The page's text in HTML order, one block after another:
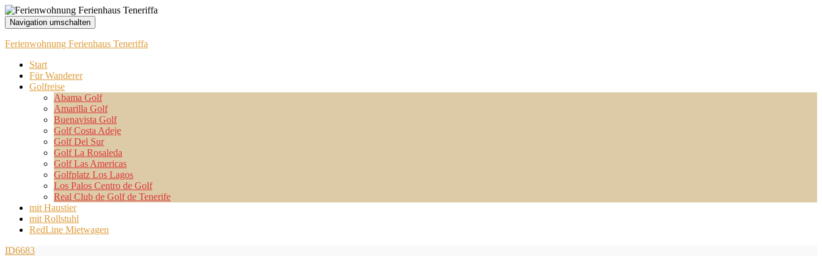
Navigation umschalten
Ferienwohnung Ferienhaus Teneriffa
Start
Für Wanderer
Golfreise
Abama Golf
Amarilla Golf
Buenavista Golf
Golf Costa Adeje
Golf Del Sur
Golf La Rosaleda
Golf Las Americas
Golfplatz Los Lagos
Los Palos Centro de Golf
Real Club de Golf de Tenerife
mit Haustier
mit Rollstuhl
RedLine Mietwagen
ID6683